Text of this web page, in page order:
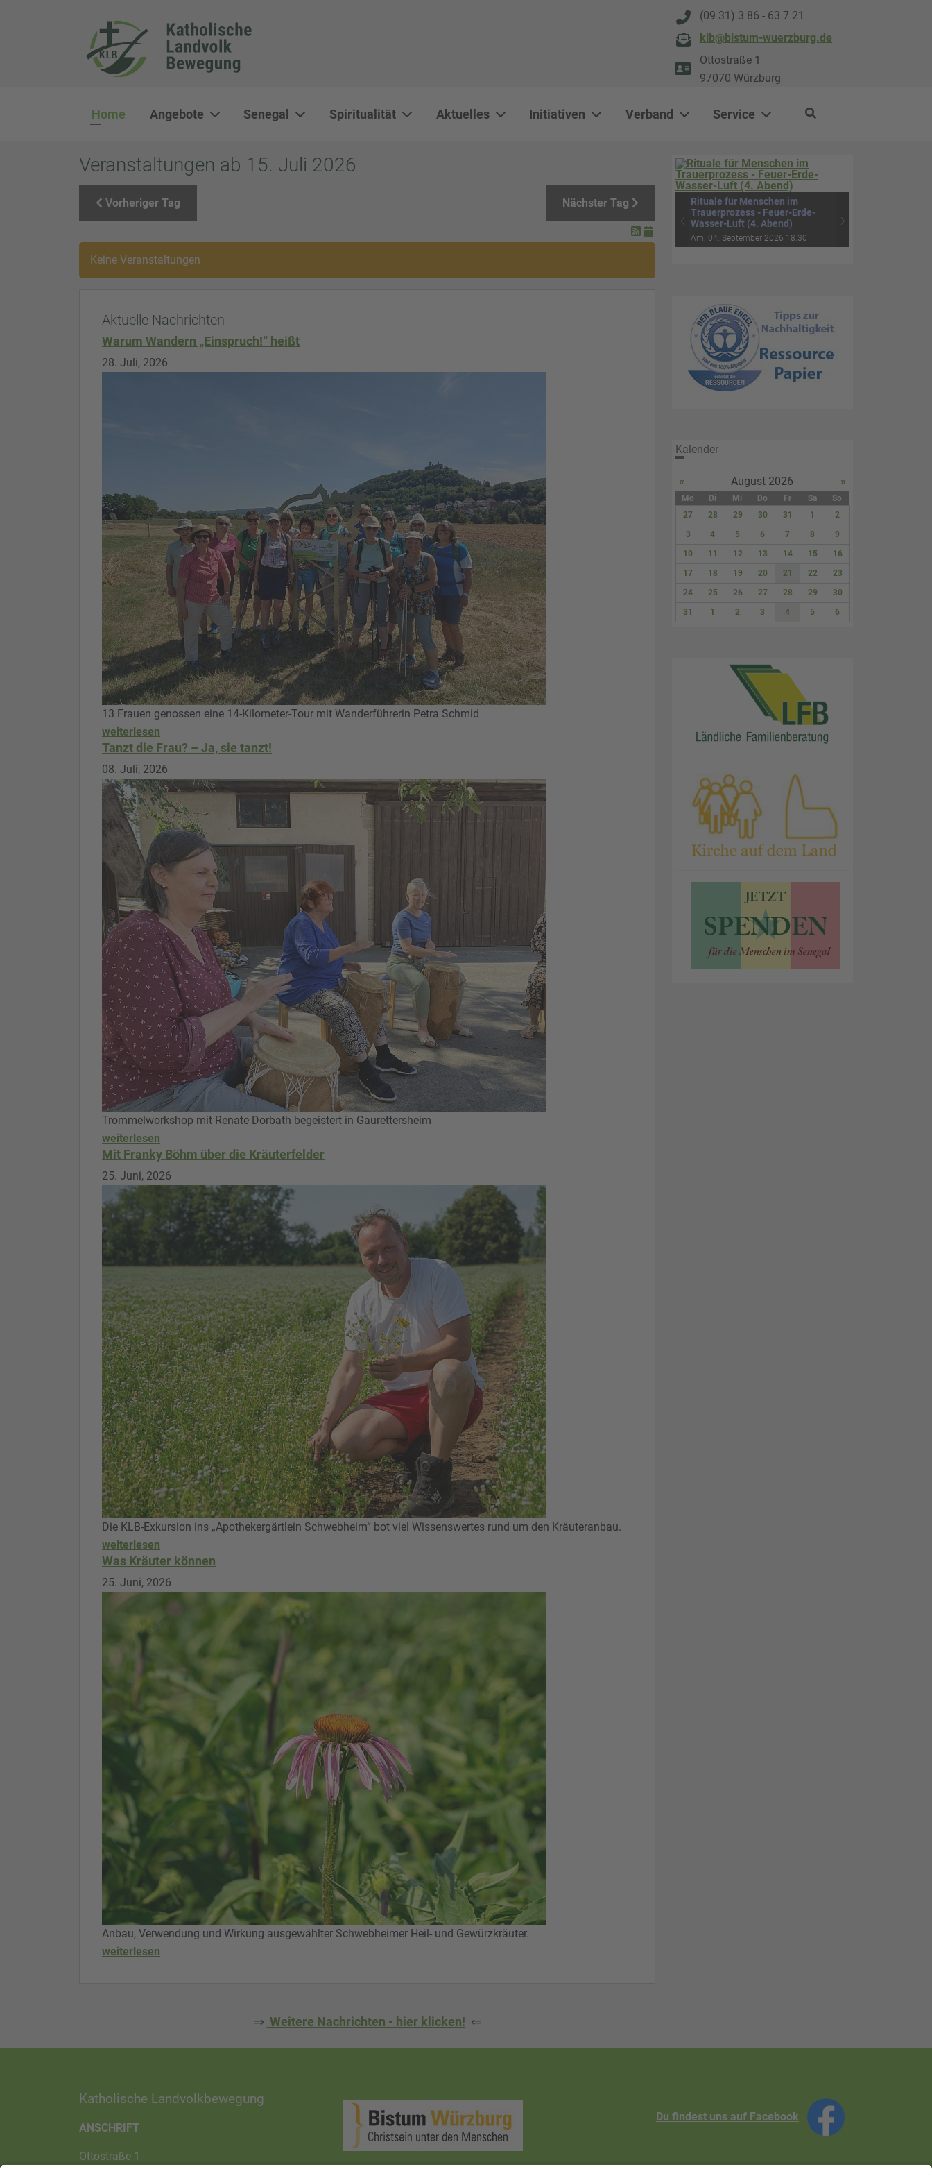
(09 31) 3 86 - 63 7 21
klb@bistum-wuerzburg.de
Ottostraße 1
97070 Würzburg
Home Angebote Senegal Spiritualität Aktuelles Initiativen Verband Service
WAL 3034 1800x500
WAL 8217 1800x500
20220730 115738 1800x500
20230911 165003 1800x500
DSC00568 1800x500
DSC 5882 DxO 1800x500
IMG 0711 1800x500
WAL 0061 1800x500
WAL 5484 1800x500
WAL 99591800x500
Veranstaltungen ab 15. Juli 2026
Vorheriger Tag Nächster Tag
Keine Veranstaltungen
Aktuelle Nachrichten
Warum Wandern „Einspruch!“ heißt
28. Juli, 2026
13 Frauen genossen eine 14-Kilometer-Tour mit Wanderführerin Petra Schmid
weiterlesen
Tanzt die Frau? – Ja, sie tanzt!
08. Juli, 2026
Trommelworkshop mit Renate Dorbath begeistert in Gaurettersheim
weiterlesen
Mit Franky Böhm über die Kräuterfelder
25. Juni, 2026
Die KLB-Exkursion ins „Apothekergärtlein Schwebheim“ bot viel Wissenswertes rund um den Kräuteranbau.
weiterlesen
Was Kräuter können
25. Juni, 2026
Anbau, Verwendung und Wirkung ausgewählter Schwebheimer Heil- und Gewürzkräuter.
weiterlesen
⇒ Weitere Nachrichten - hier klicken! ⇐
Rituale für Menschen im
Trauerprozess - Feuer-Erde-
Wasser-Luft (4. Abend)
Am: 04. September 2026 18:30
‹ ›
Kalender
« August 2026 »
Mo Di Mi Do Fr Sa
So
27
28 29 30 31 1
2
3
4 5 6 7 8
9
10
11 12 13 14 15
16
17
18 19 20 21 22
23
24
25 26 27 28 29
30
31
1 2 3 4 5 6
Katholische Landvolkbewegung
ANSCHRIFT
Ottostraße 1
Du findest uns auf Facebook